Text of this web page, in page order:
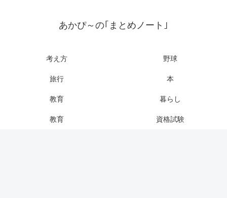
あかぴ～の｢まとめノート｣
考え方 野球
旅行 本
教育 暮らし
教育 資格試験